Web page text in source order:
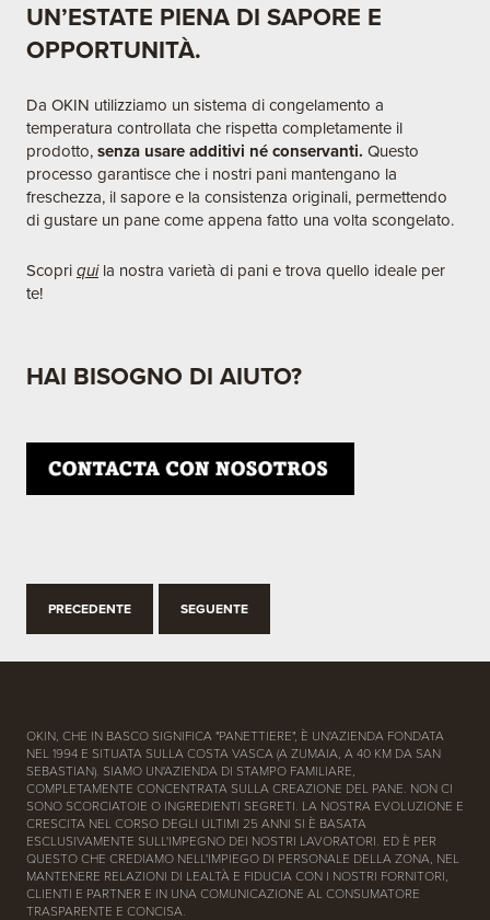
UN’ESTATE PIENA DI SAPORE E
OPPORTUNITÀ.
Da OKIN utilizziamo un sistema di congelamento a
temperatura controllata che rispetta completamente il
prodotto, senza usare additivi né conservanti. Questo
processo garantisce che i nostri pani mantengano la
freschezza, il sapore e la consistenza originali, permettendo
di gustare un pane come appena fatto una volta scongelato.​
Scopri quila nostra varietà di pani e trova quello ideale per
te!
HAI BISOGNO DI AIUTO?
PRECEDENTE SEGUENTE
OKIN, CHE IN BASCO SIGNIFICA "PANETTIERE", È UN'AZIENDA FONDATA
NEL 1994 E SITUATA SULLA COSTA VASCA (A ZUMAIA, A 40 KM DA SAN
SEBASTIAN). SIAMO UN'AZIENDA DI STAMPO FAMILIARE,
COMPLETAMENTE CONCENTRATA SULLA CREAZIONE DEL PANE. NON CI
SONO SCORCIATOIE O INGREDIENTI SEGRETI. LA NOSTRA EVOLUZIONE E
CRESCITA NEL CORSO DEGLI ULTIMI 25 ANNI SI È BASATA
ESCLUSIVAMENTE SULL'IMPEGNO DEI NOSTRI LAVORATORI. ED È PER
QUESTO CHE CREDIAMO NELL'IMPIEGO DI PERSONALE DELLA ZONA, NEL
MANTENERE RELAZIONI DI LEALTÀ E FIDUCIA CON I NOSTRI FORNITORI,
CLIENTI E PARTNER E IN UNA COMUNICAZIONE AL CONSUMATORE
TRASPARENTE E CONCISA.